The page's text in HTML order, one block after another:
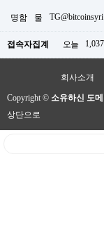
명함 물 TG@bitcoinsyri
접속자집계 오늘 1,037
회사소개
Copyright © 소유하신 도
상단으로